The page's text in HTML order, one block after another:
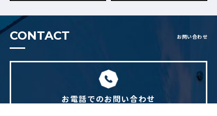
CONTACT お問い合わせ
お電話でのお問い合わせ